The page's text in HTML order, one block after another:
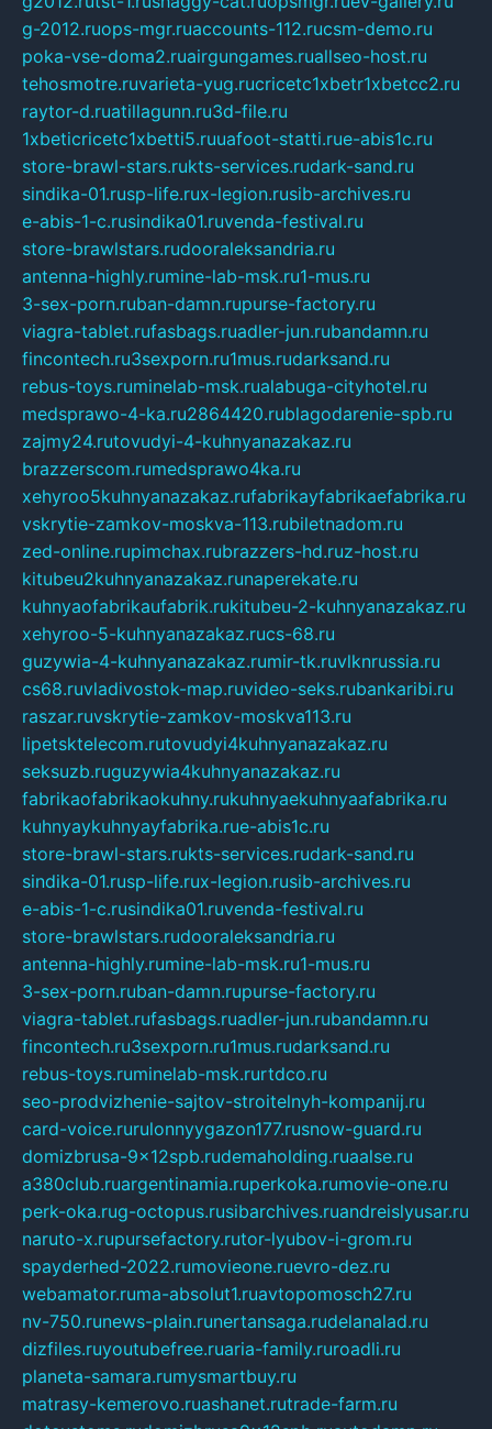
g-2012.ruops-mgr.ruaccounts-112.rucsm-demo.ru
poka-vse-doma2.ruairgungames.ruallseo-host.ru
tehosmotre.ruvarieta-yug.rucricetc1xbetr1xbetcc2.ru
raytor-d.ruatillagunn.ru3d-file.ru
1xbeticricetc1xbetti5.ruuafoot-statti.rue-abis1c.ru
store-brawl-stars.rukts-services.rudark-sand.ru
sindika-01.rusp-life.rux-legion.rusib-archives.ru
e-abis-1-c.rusindika01.ruvenda-festival.ru
store-brawlstars.rudooraleksandria.ru
antenna-highly.rumine-lab-msk.ru1-mus.ru
3-sex-porn.ruban-damn.rupurse-factory.ru
viagra-tablet.rufasbags.ruadler-jun.rubandamn.ru
fincontech.ru3sexporn.ru1mus.rudarksand.ru
rebus-toys.ruminelab-msk.rualabuga-cityhotel.ru
medsprawo-4-ka.ru2864420.rublagodarenie-spb.ru
zajmy24.rutovudyi-4-kuhnyanazakaz.ru
brazzerscom.rumedsprawo4ka.ru
xehyroo5kuhnyanazakaz.rufabrikayfabrikaefabrika.ru
vskrytie-zamkov-moskva-113.rubiletnadom.ru
zed-online.rupimchax.rubrazzers-hd.ruz-host.ru
kitubeu2kuhnyanazakaz.runaperekate.ru
kuhnyaofabrikaufabrik.rukitubeu-2-kuhnyanazakaz.ru
xehyroo-5-kuhnyanazakaz.rucs-68.ru
guzywia-4-kuhnyanazakaz.rumir-tk.ruvlknrussia.ru
cs68.ruvladivostok-map.ruvideo-seks.rubankaribi.ru
raszar.ruvskrytie-zamkov-moskva113.ru
lipetsktelecom.rutovudyi4kuhnyanazakaz.ru
seksuzb.ruguzywia4kuhnyanazakaz.ru
fabrikaofabrikaokuhny.rukuhnyaekuhnyaafabrika.ru
kuhnyaykuhnyayfabrika.rue-abis1c.ru
store-brawl-stars.rukts-services.rudark-sand.ru
sindika-01.rusp-life.rux-legion.rusib-archives.ru
e-abis-1-c.rusindika01.ruvenda-festival.ru
store-brawlstars.rudooraleksandria.ru
antenna-highly.rumine-lab-msk.ru1-mus.ru
3-sex-porn.ruban-damn.rupurse-factory.ru
viagra-tablet.rufasbags.ruadler-jun.rubandamn.ru
fincontech.ru3sexporn.ru1mus.rudarksand.ru
rebus-toys.ruminelab-msk.rurtdco.ru
seo-prodvizhenie-sajtov-stroitelnyh-kompanij.ru
card-voice.rurulonnyygazon177.rusnow-guard.ru
domizbrusa-9x12spb.rudemaholding.ruaalse.ru
a380club.ruargentinamia.ruperkoka.rumovie-one.ru
perk-oka.rug-octopus.rusibarchives.ruandreislyusar.ru
naruto-x.rupursefactory.rutor-lyubov-i-grom.ru
spayderhed-2022.rumovieone.ruevro-dez.ru
webamator.ruma-absolut1.ruavtopomosch27.ru
nv-750.runews-plain.runertansaga.rudelanalad.ru
dizfiles.ruyoutubefree.ruaria-family.ruroadli.ru
planeta-samara.rumysmartbuy.ru
matrasy-kemerovo.ruashanet.rutrade-farm.ru